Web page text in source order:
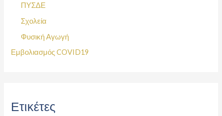
ΠΥΣΔΕ
Σχολεία
Φυσική Αγωγή
Εμβολιασμός COVID19
Ετικέτες